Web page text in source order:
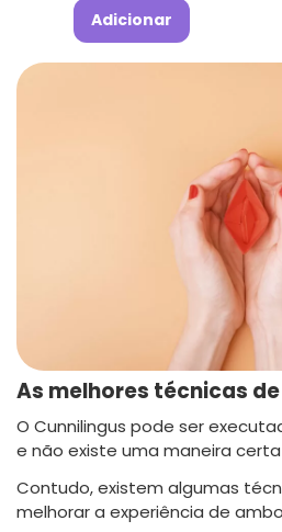
Adicionar
As melhores técnicas
O Cunnilingus pode ser
e não existe uma maneira
Contudo, existem algumas
melhorar a experiência de